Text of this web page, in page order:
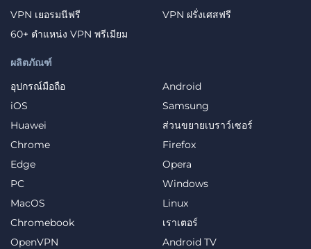
ผลิตภัณฑ์
อุปกรณ์มือถือ
Android
iOS
Samsung
Huawei
ส่วนขยายเบราว์เซอร์
Chrome
Firefox
Edge
Opera
PC
Windows
MacOS
Linux
Chromebook
เราเตอร์
OpenVPN
Android TV
VPN เยอรมนีฟรี
VPN ฝรั่งเศสฟรี
60+ ตำแหน่ง VPN พรีเมียม